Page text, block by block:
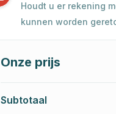
Houdt u er rekening
kunnen worden
Onze prijs
Subtotaal